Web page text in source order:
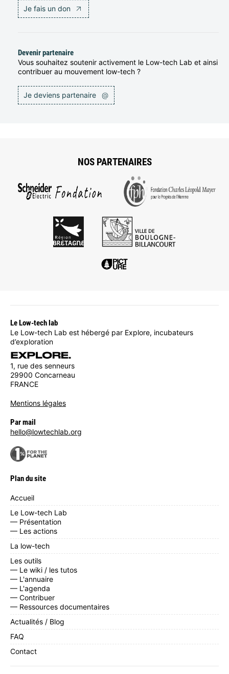
Je fais un don
Devenir partenaire
Vous souhaitez soutenir activement le Low-tech Lab et ainsi
contribuer au mouvement low-tech ?
Je deviens partenaire @
NOS PARTENAIRES
Le Low-tech lab
Le Low-tech Lab est hébergé par Explore, incubateurs
d’exploration
1, rue des senneurs
29900 Concarneau
FRANCE
Mentions légales
Par mail
hello@lowtechlab.org
Plan du site
Accueil
Le Low-tech Lab
— Présentation
— Les actions
La low-tech
Les outils
— Le wiki / les tutos
— L'annuaire
— L'agenda
— Contribuer
— Ressources documentaires
Actualités / Blog
FAQ
Contact